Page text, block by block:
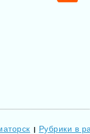
| Рубрики в